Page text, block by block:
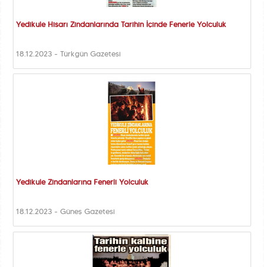
Yedikule Hisarı Zindanlarında Tarihin İçinde Fenerle Yolculuk
18.12.2023 - Türkgün Gazetesi
Yedikule Zindanlarına Fenerli Yolculuk
18.12.2023 - Güneş Gazetesi